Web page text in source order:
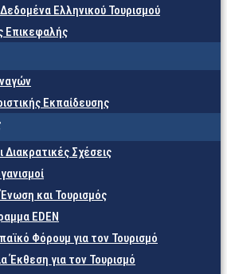
Ελληνικού Τουρισμού
Επικεφαλής
Εκπαίδευσης
Διακρατικές Σχέσεις
και Τουρισμός
EDEN
Φόρουμ για τον Τουρισμό
Έκθεση για τον Τουρισμό